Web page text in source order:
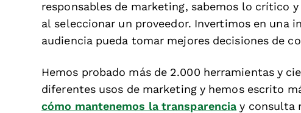
responsables de marketing, sabemos lo crítico
al seleccionar un proveedor. Invertimos en una
audiencia pueda tomar mejores decisiones de
Hemos probado más de 2.000 herramientas y
diferentes usos de marketing y hemos escrito
cómo mantenemos la transparencia y consulta